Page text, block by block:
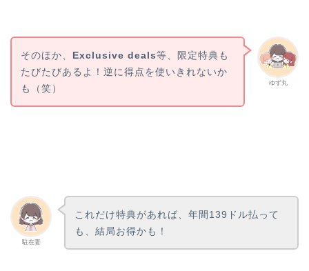
ゆず丸
そのほか、 Exclusive deals等、限定特典も
たびたびあるよ！逆に得点を使いきれないか
も（笑）
駐在妻
これだけ特典があれば、年間139ドル払って
も、結局お得かも！